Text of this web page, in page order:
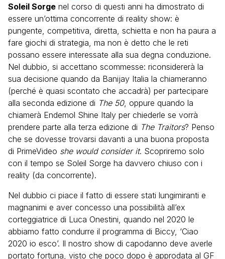
Soleil Sorge nel corso di questi anni ha dimostrato di
essere un’ottima concorrente di reality show: è
pungente, competitiva, diretta, schietta e non ha paura a
fare giochi di strategia, ma non è detto che le reti
possano essere interessate alla sua degna conduzione.
Nel dubbio, si accettano scommesse: riconsidererà la
sua decisione quando da Banijay Italia la chiameranno
(perché è quasi scontato che accadrà) per partecipare
alla seconda edizione di The 50, oppure quando la
chiamerà Endemol Shine Italy per chiederle se vorrà
prendere parte alla terza edizione di The Traitors? Penso
che se dovesse trovarsi davanti a una buona proposta
di PrimeVideo she would consider it. Scopriremo solo
con il tempo se Soleil Sorge ha davvero chiuso con i
reality (da concorrente).
Nel dubbio ci piace il fatto di essere stati lungimiranti e
magnanimi e aver concesso una possibilità all’ex
corteggiatrice di Luca Onestini, quando nel 2020 le
abbiamo fatto condurre il programma di Biccy, ‘Ciao
2020 io esco’. Il nostro show di capodanno deve averle
portato fortuna, visto che poco dopo è approdata al GF